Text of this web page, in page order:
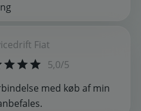
Fiat
5,0/5
med køb af min